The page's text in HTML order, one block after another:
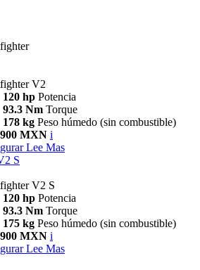
V2
120 hp Potencia
93.3 Nm Torque
178 kg Peso húmedo (sin combustible)
MXN i
Lee Mas
S
V2 S
120 hp Potencia
93.3 Nm Torque
175 kg Peso húmedo (sin combustible)
MXN i
Lee Mas